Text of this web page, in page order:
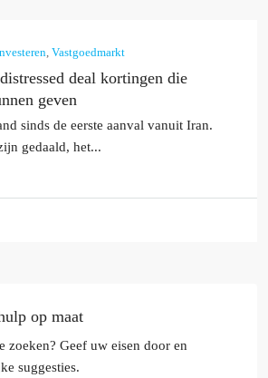
, Vastgoedmarkt
deal kortingen die
geven
sinds de eerste aanval vanuit Iran.
gedaald, het...
op maat
zoeken? Geef uw eisen door en
suggesties.